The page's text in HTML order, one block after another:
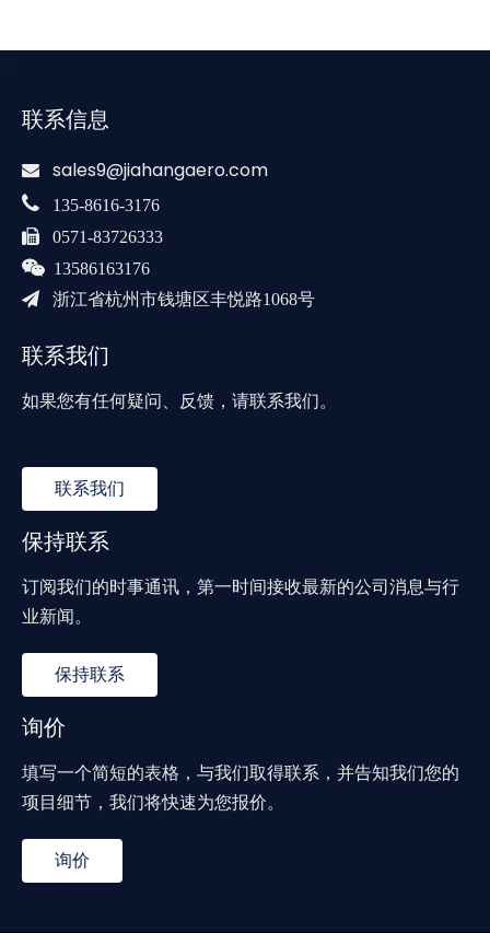
联系信息
 sales9@jiahangaero.com
 135-8616-3176
 0571-83726333
 13586163176
 浙江省杭州市钱塘区丰悦路1068号
联系我们
如果您有任何疑问、反馈，请联系我们。
联系我们
保持联系
订阅我们的时事通讯，第一时间接收最新的公司消息与行
业新闻。
保持联系
询价
填写一个简短的表格，与我们取得联系，并告知我们您的
项目细节，我们将快速为您报价。
询价